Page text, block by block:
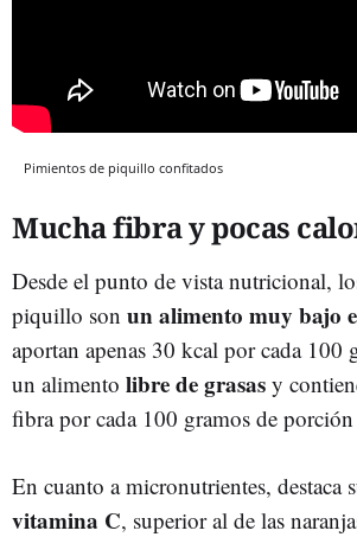
Pimientos de piquillo confitados
Mucha fibra y pocas
Desde el punto de vista nutricional,
piquillo son un alimento muy bajo
aportan apenas 30 kcal por cada 100
un alimento libre de grasas y
fibra por cada 100 gramos de
En cuanto a micronutrientes, destaca
vitamina C, superior al de las